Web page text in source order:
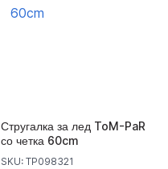
Стругалка за лед ToM-PaR
со четка 60cm
SKU: TP098321